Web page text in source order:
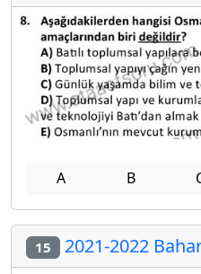
A B
15 2021-2022